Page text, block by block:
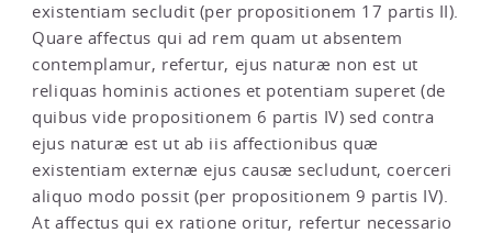
existentiam secludit (per propositionem 17 partis II).
Quare affectus qui ad rem quam ut absentem
contemplamur, refertur, ejus naturæ non est ut
reliquas hominis actiones et potentiam superet (de
quibus vide propositionem 6 partis IV) sed contra
ejus naturæ est ut ab iis affectionibus quæ
existentiam externæ ejus causæ secludunt, coerceri
aliquo modo possit (per propositionem 9 partis IV).
At affectus qui ex ratione oritur, refertur necessario